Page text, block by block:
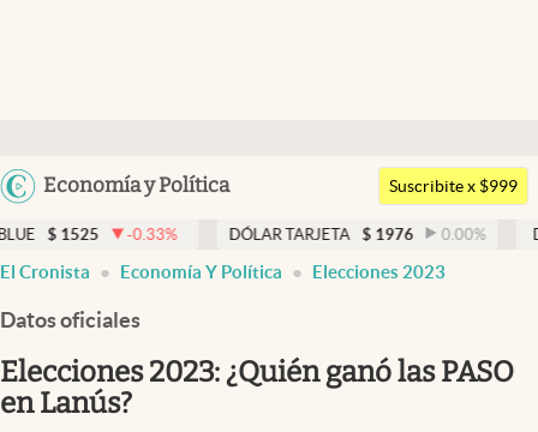
Argentina
Uruguay
Economía y Política
Members
Economía y Política
Finanzas y Mercados
Mercados Online
Negocios
Columnistas
Suscribite x $999
-0.33% DÓLAR TARJETA $ 1976 0.00 % DÓLAR MEP
El Cronista Economía Y Política Elecciones 2023
Datos oficiales
Elecciones 2023: ¿Quién ganó las PASO
en Lanús?